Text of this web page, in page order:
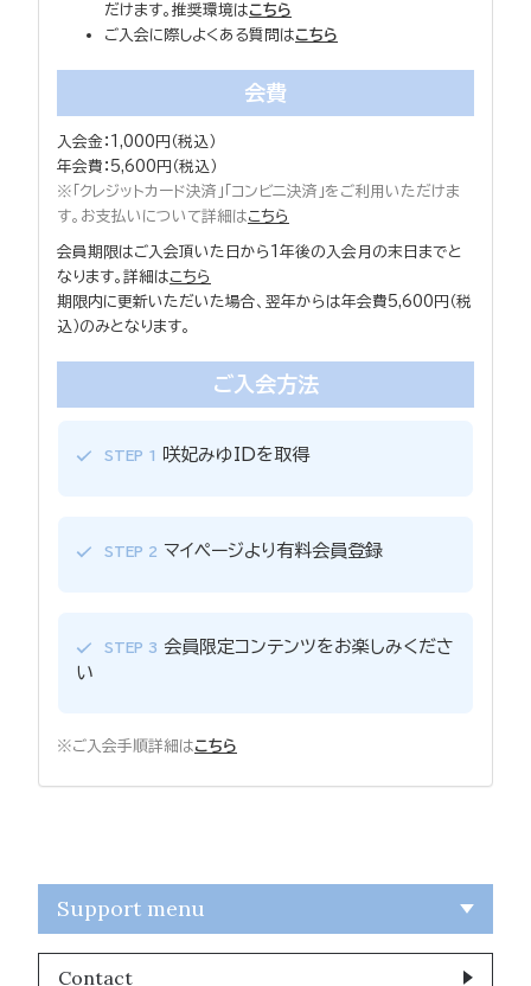
だけます。推奨環境はこちら
ご入会に際しよくある質問はこちら
会費
入会金：1,000円（税込）
年会費：5,600円（税込）
※「クレジットカード決済」「コンビニ決済」をご利用いただけま
す。お支払いについて詳細はこちら
会員期限はご入会頂いた日から1年後の入会月の末日までと
なります。詳細はこちら
期限内に更新いただいた場合、翌年からは年会費5,600円（税
込）のみとなります。
ご入会方法
STEP 1 咲妃みゆIDを取得
STEP 2 マイページより有料会員登録
STEP 3
会員限定コンテンツをお楽しみくださ
い
※ご入会手順詳細はこちら
Support menu
Contact